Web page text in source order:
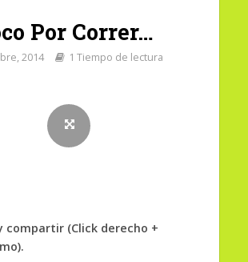
Por Correr…
2014 1 Tiempo de lectura
compartir (Click derecho +